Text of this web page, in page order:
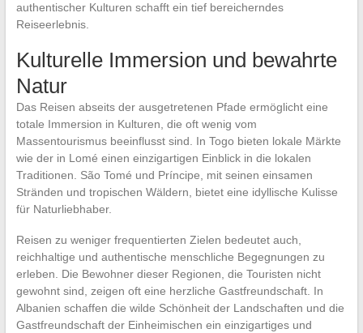
authentischer Kulturen schafft ein tief bereicherndes
Reiseerlebnis.
Kulturelle Immersion und bewahrte
Natur
Das Reisen abseits der ausgetretenen Pfade ermöglicht eine
totale Immersion in Kulturen, die oft wenig vom
Massentourismus beeinflusst sind. In Togo bieten lokale Märkte
wie der in Lomé einen einzigartigen Einblick in die lokalen
Traditionen. São Tomé und Príncipe, mit seinen einsamen
Stränden und tropischen Wäldern, bietet eine idyllische Kulisse
für Naturliebhaber.
Reisen zu weniger frequentierten Zielen bedeutet auch,
reichhaltige und authentische menschliche Begegnungen zu
erleben. Die Bewohner dieser Regionen, die Touristen nicht
gewohnt sind, zeigen oft eine herzliche Gastfreundschaft. In
Albanien schaffen die wilde Schönheit der Landschaften und die
Gastfreundschaft der Einheimischen ein einzigartiges und